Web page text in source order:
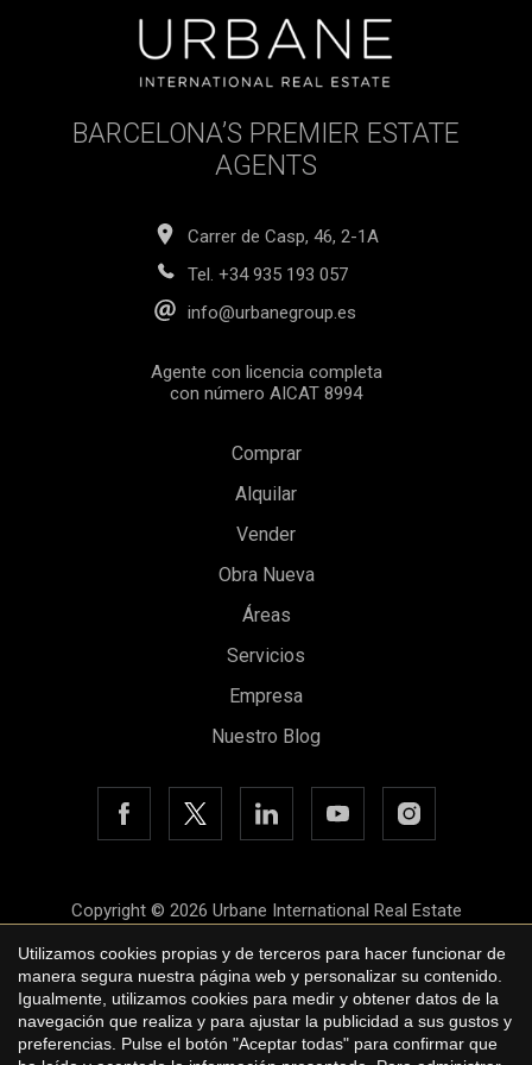
BARCELONA’S PREMIER ESTATE
AGENTS
Carrer de Casp, 46, 2-1A
Tel. +34 935 193 057
info@urbanegroup.es
Agente con licencia completa
con número AICAT 8994
Comprar
Alquilar
Vender
Obra Nueva
Áreas
Servicios
Empresa
Nuestro Blog
Copyright © 2026 Urbane International Real Estate
Aviso legal
Política de privacidad
Política de cookies
Utilizamos cookies propias y de terceros para hacer funcionar de
manera segura nuestra página web y personalizar su contenido.
Igualmente, utilizamos cookies para medir y obtener datos de la
navegación que realiza y para ajustar la publicidad a sus gustos y
preferencias. Pulse el botón "Aceptar todas" para confirmar que